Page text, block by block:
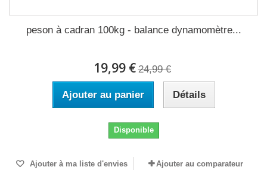
peson à cadran 100kg - balance dynamomètre...
19,99 € 24,99 €
Ajouter au panier Détails
Disponible
Ajouter à ma liste d'envies Ajouter au comparateur